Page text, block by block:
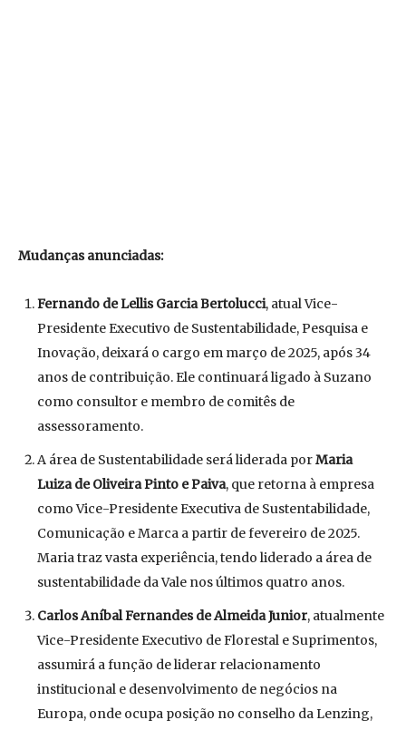
Mudanças anunciadas:
Fernando de Lellis Garcia Bertolucci, atual Vice-
Presidente Executivo de Sustentabilidade, Pesquisa e
Inovação, deixará o cargo em março de 2025, após 34
anos de contribuição. Ele continuará ligado à Suzano
como consultor e membro de comitês de
assessoramento.
A área de Sustentabilidade será liderada porMaria
Luiza de Oliveira Pinto e Paiva, que retorna à empresa
como Vice-Presidente Executiva de Sustentabilidade,
Comunicação e Marca a partir de fevereiro de 2025.
Maria traz vasta experiência, tendo liderado a área de
sustentabilidade da Vale nos últimos quatro anos.
Carlos Aníbal Fernandes de Almeida Junior, atualmente
Vice-Presidente Executivo de Florestal e Suprimentos,
assumirá a função de liderar relacionamento
institucional e desenvolvimento de negócios na
Europa, onde ocupa posição no conselho da Lenzing,